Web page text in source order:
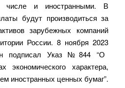
числе и иностранными. В
будут производиться за
зарубежных компаний
России. 8 ноября 2023
подписал Указ №844 “О
экономического характера,
иностранных ценных бумаг”.